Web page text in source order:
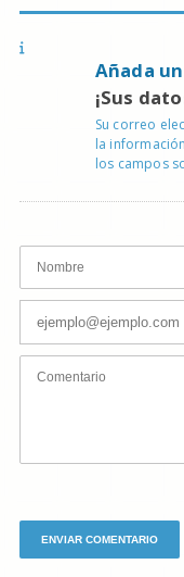
Añada
¡Sus
Su correo
la
los campos